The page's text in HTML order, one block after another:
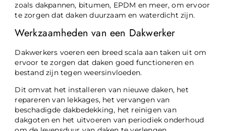
zoals dakpannen, bitumen, EPDM en meer, om ervoor
te zorgen dat daken duurzaam en waterdicht zijn.
Werkzaamheden van een Dakwerker
Dakwerkers voeren een breed scala aan taken uit om
ervoor te zorgen dat daken goed functioneren en
bestand zijn tegen weersinvloeden.
Dit omvat het installeren van nieuwe daken, het
repareren van lekkages, het vervangen van
beschadigde dakbedekking, het reinigen van
dakgoten en het uitvoeren van periodiek onderhoud